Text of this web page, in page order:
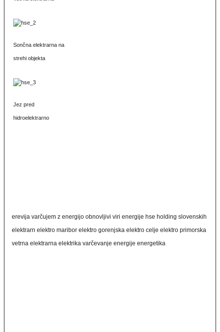
Sončna elektrarna na
strehi objekta
Jez pred
hidroelektrarno
erevija varčujem z energijo obnovljivi viri energije hse holding slovenskih
elektrarn elektro maribor elektro gorenjska elektro celje elektro primorska
vetrna elektrarna elektrika varčevanje energije energetika